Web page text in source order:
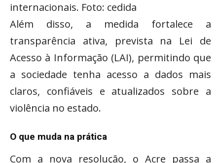
internacionais. Foto: cedida
Além disso, a medida fortalece a
transparência ativa, prevista na Lei de
Acesso à Informação (LAI), permitindo que
a sociedade tenha acesso a dados mais
claros, confiáveis e atualizados sobre a
violência no estado.
O que muda na prática
Com a nova resolução, o Acre passa a